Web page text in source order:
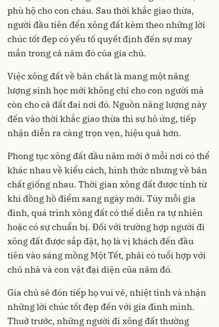
phù hộ cho con cháu. Sau thời khắc giao thừa,
người đầu tiên đến xông đất kèm theo những lời
chúc tốt đẹp có yếu tố quyết định đến sự may
mắn trong cả năm đó của gia chủ.
Việc xông đất về bản chất là mang một năng
lượng sinh học mới không chỉ cho con người mà
còn cho cả đất đai nơi đó. Nguồn năng lượng này
đến vào thời khắc giao thừa thì sự hô ứng, tiếp
nhận diễn ra càng trọn vẹn, hiệu quả hơn.
Phong tục xông đất đầu năm mới ở mỗi nơi có thể
khác nhau về kiểu cách, hình thức nhưng về bản
chất giống nhau. Thời gian xông đất được tính từ
khi đồng hồ điểm sang ngày mới. Tùy mỗi gia
đình, quá trình xông đất có thể diễn ra tự nhiên
hoặc có sự chuẩn bị. Đối với trường hợp người đi
xông đất được sắp đặt, họ là vị khách đến đầu
tiên vào sáng mồng Một Tết, phải có tuổi hợp với
chủ nhà và con vật đại diện của năm đó.
Gia chủ sẽ đón tiếp họ vui vẻ, nhiệt tình và nhận
những lời chúc tốt đẹp đến với gia đình mình.
Thuở trước, những người đi xông đất thường